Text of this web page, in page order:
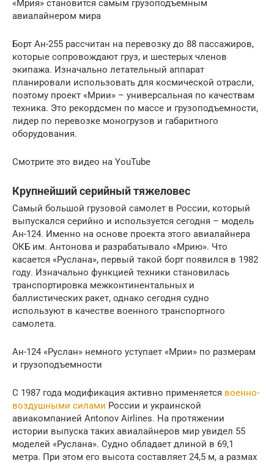
«Мрия» становится самым грузоподъемным
авиалайнером мира
Борт Ан-255 рассчитан на перевозку до 88 пассажиров,
которые сопровождают груз, и шестерых членов
экипажа. Изначально летательный аппарат
планировали использовать для космической отрасли,
поэтому проект «Мрии» – универсальная по качествам
техника. Это рекордсмен по массе и грузоподъемности,
лидер по перевозке моногрузов и габаритного
оборудования.
Смотрите это видео на YouTube
Крупнейший серийный тяжеловес
Самый большой грузовой самолет в России, который
выпускался серийно и используется сегодня – модель
Ан-124. Именно на основе проекта этого авиалайнера
ОКБ им. Антонова и разрабатывало «Мрию». Что
касается «Руслана», первый такой борт появился в 1982
году. Изначально функцией техники становилась
транспортировка межконтинентальных и
баллистических ракет, однако сегодня судно
используют в качестве военного транспортного
самолета.
Ан-124 «Руслан» немного уступает «Мрии» по размерам
и грузоподъемности
С 1987 года модификация активно применяется военно-
воздушными силами России и украинской
авиакомпанией Antonov Airlines. На протяжении
истории выпуска таких авиалайнеров мир увидел 55
моделей «Руслана». Судно обладает длиной в 69,1
метра. При этом его высота составляет 24,5 м, а размах